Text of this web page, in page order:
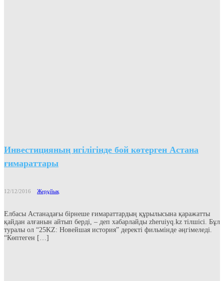
Инвестицияның игілігінде бой көтерген Астана
ғимараттары
12/12/2016 Жерұйық
Елбасы Астанадағы бірнеше ғимараттардың құрылысына қаражатты
қайдан алғанын айтып берді, – деп хабарлайды zheruiyq.kz тілшісі. Бұл
туралы ол “25KZ: Новейшая история” деректі фильмінде әңгімеледі.
“Көптеген […]